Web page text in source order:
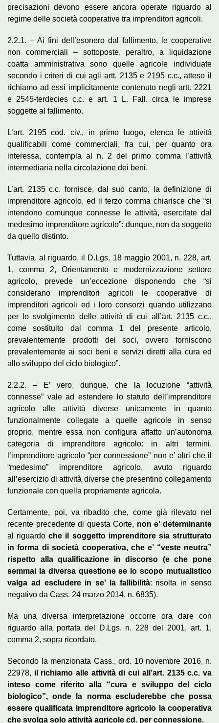
precisazioni devono essere ancora operate riguardo al
regime delle società cooperative tra imprenditori agricoli.
2.2.1. – Ai fini dell’esonero dal fallimento, le cooperative
non commerciali – sottoposte, peraltro, a liquidazione
coatta amministrativa sono quelle agricole individuate
secondo i criteri di cui agli artt. 2135 e 2195 c.c., atteso il
richiamo ad essi implicitamente contenuto negli artt. 2221
e 2545-terdecies c.c. e art. 1 L. Fall. circa le imprese
soggette al fallimento.
L’art. 2195 cod. civ., in primo luogo, elenca le attività
qualificabili come commerciali, fra cui, per quanto ora
interessa, contempla al n. 2 del primo comma l’attività
intermediaria nella circolazione dei beni.
L’art. 2135 c.c. fornisce, dal suo canto, la definizione di
imprenditore agricolo, ed il terzo comma chiarisce che “si
intendono comunque connesse le attività, esercitate dal
medesimo imprenditore agricolo”: dunque, non da soggetto
da quello distinto.
Tuttavia, al riguardo, il D.Lgs. 18 maggio 2001, n. 228, art.
1, comma 2, Orientamento e modernizzazione settore
agricolo, prevede un’eccezione disponendo che “si
considerano imprenditori agricoli le cooperative di
imprenditori agricoli ed i loro consorzi quando utilizzano
per lo svolgimento delle attività di cui all’art. 2135 c.c.,
come sostituito dal comma 1 del presente articolo,
prevalentemente prodotti dei soci, ovvero forniscono
prevalentemente ai soci beni e servizi diretti alla cura ed
allo sviluppo del ciclo biologico”.
2.2.2. – E’ vero, dunque, che la locuzione “attività
connesse” vale ad estendere lo statuto dell’imprenditore
agricolo alle attività diverse unicamente in quanto
funzionalmente collegate a quelle agricole in senso
proprio, mentre essa non configura affatto un’autonoma
categoria di imprenditore agricolo: in altri termini,
l’imprenditore agricolo “per connessione” non e’ altri che il
“medesimo” imprenditore agricolo, avuto riguardo
all’esercizio di attività diverse che presentino collegamento
funzionale con quella propriamente agricola.
Certamente, poi, va ribadito che, come già rilevato nel
recente precedente di questa Corte, non e’ determinante
al riguardoche il soggetto imprenditore sia strutturato
in forma di società cooperativa, che e’ “veste neutra”
rispetto alla qualificazione in discorso (e che pone
semmai la diversa questione se lo scopo mutualistico
valga ad escludere in se’ la fallibilità: risolta in senso
negativo da Cass. 24 marzo 2014, n. 6835).
Ma una diversa interpretazione occorre ora dare con
riguardo alla portata del D.Lgs. n. 228 del 2001, art. 1,
comma 2, sopra ricordato.
Secondo la menzionata Cass., ord. 10 novembre 2016, n.
22978, il richiamo alle attività di cui all’art. 2135 c.c. va
inteso come riferito alla “cura e sviluppo del ciclo
biologico”, onde la norma escluderebbe che possa
essere qualificata imprenditore agricolo la cooperativa
che svolga solo attività agricole cd. per connessione.